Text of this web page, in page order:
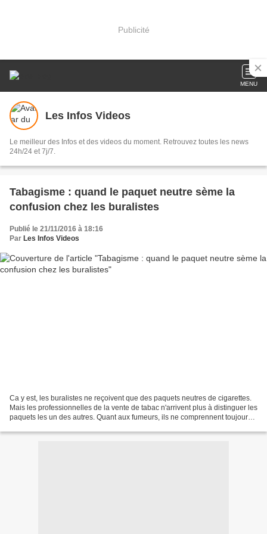
Publicité
MENU
Les Infos Videos
Le meilleur des Infos et des videos du moment. Retrouvez toutes les news
24h/24 et 7j/7.
Tabagisme : quand le paquet neutre sème la
confusion chez les buralistes
Publié le 21/11/2016 à 18:16
Par Les Infos Videos
Ca y est, les buralistes ne reçoivent que des paquets neutres de cigarettes.
Mais les professionnelles de la vente de tabac n'arrivent plus à distinguer les
paquets les un des autres. Quant aux fumeurs, ils ne comprennent toujours